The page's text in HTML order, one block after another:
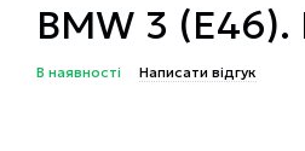
BMW 3 (E46).
В наявності Написати відгук